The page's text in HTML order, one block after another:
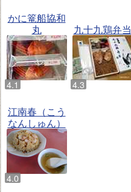
かに篭船協和
丸
九十九鶏弁当
江南春（こう
なんしゅん）